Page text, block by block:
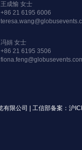
王成愉 女士
+86 21 6195 6006
冯娟 女士
+86 21 6195 3506
限公司 | 工信部备案： 沪